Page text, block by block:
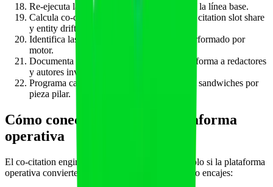
Re-ejecuta las 30-50 queries y compara con la línea base.
Calcula co-citation rate, co-mention spread, citation slot share
y entity drift rate.
Identifica las parejas A/B que mejor han performado por
motor.
Documenta plantilla interna de sandwich y forma a redactores
y autores invitados.
Programa cadencia trimestral de refresco de sandwiches por
pieza pilar.
Cómo conecta esto con tu plataforma
operativa
El co-citation engineering sostiene tracción real solo si la plataforma
operativa convierte la visibilidad en clientes. Cinco encajes: